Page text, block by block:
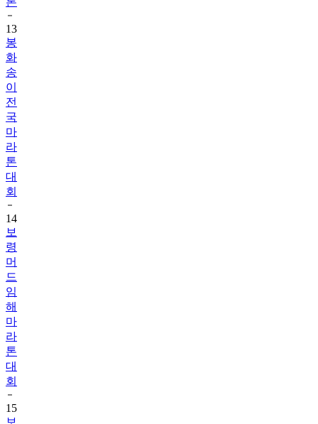
13
봉
화
송
이
전
국
마
라
톤
대
회
14
보
령
머
드
임
해
마
라
톤
대
회
15
보